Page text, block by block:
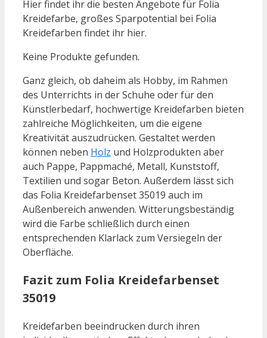
Hier findet ihr die besten Angebote für Folia
Kreidefarbe, großes Sparpotential bei Folia
Kreidefarben findet ihr hier.
Keine Produkte gefunden.
Ganz gleich, ob daheim als Hobby, im Rahmen
des Unterrichts in der Schuhe oder für den
Künstlerbedarf, hochwertige Kreidefarben bieten
zahlreiche Möglichkeiten, um die eigene
Kreativität auszudrücken. Gestaltet werden
können neben Holz und Holzprodukten aber
auch Pappe, Pappmaché, Metall, Kunststoff,
Textilien und sogar Beton. Außerdem lässt sich
das Folia Kreidefarbenset 35019 auch im
Außenbereich anwenden. Witterungsbeständig
wird die Farbe schließlich durch einen
entsprechenden Klarlack zum Versiegeln der
Oberfläche.
Fazit zum Folia Kreidefarbenset
35019
Kreidefarben beeindrucken durch ihren